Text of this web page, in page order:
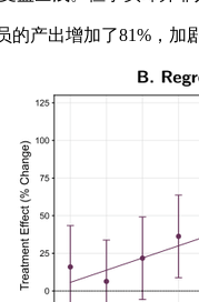
出增加了81%，加剧